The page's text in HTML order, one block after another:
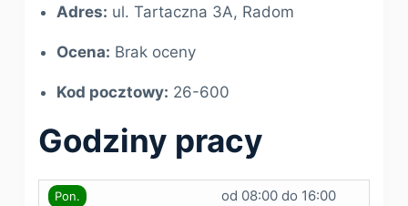
Adres: ul. Tartaczna 3A, Radom
Ocena: Brak oceny
Kod pocztowy: 26-600
Godziny pracy
Pon. od 08:00 do 16:00